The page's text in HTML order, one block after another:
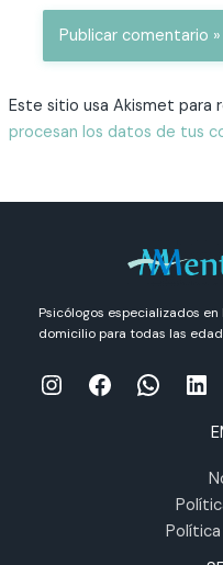
Este sitio usa Akismet para
procesan los datos de tus
Psicólogos especializados
domicilio para todas las
Instagram
Facebook